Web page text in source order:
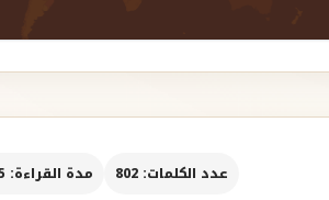
عدد الكلمات: 802 مدة القراءة: 5 د